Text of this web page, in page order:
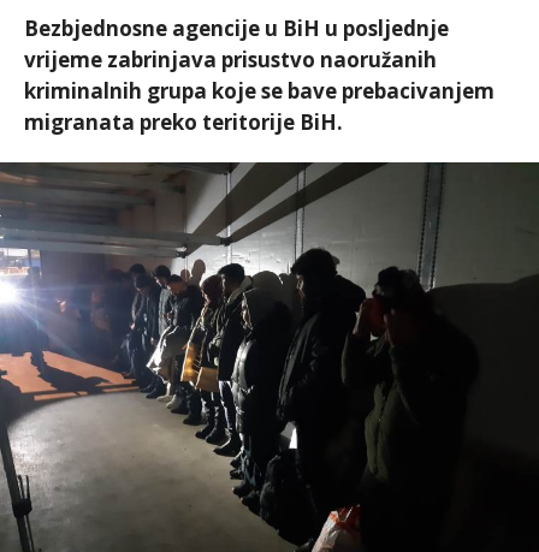
Bezbjednosne agencije u BiH u posljednje
vrijeme zabrinjava prisustvo naoružanih
kriminalnih grupa koje se bave prebacivanjem
migranata preko teritorije BiH.